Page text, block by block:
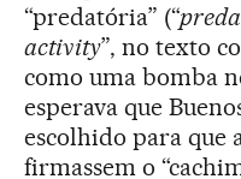
“predatória” (“
activity”, no texto
como uma bomba
esperava que
escolhido para que
firmassem o